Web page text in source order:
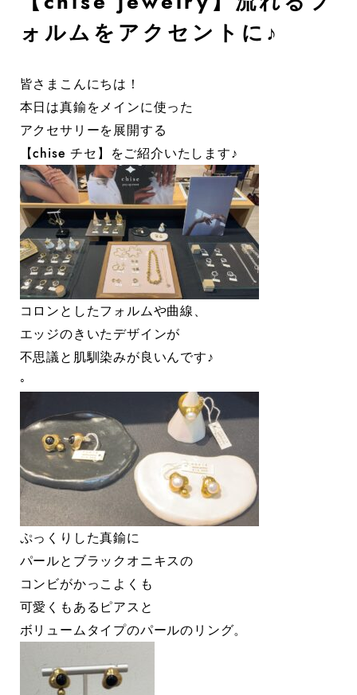
ォルムをアクセントに♪
皆さまこんにちは！
本日は真鍮をメインに使った
アクセサリーを展開する
【chise チセ】をご紹介いたします♪
コロンとしたフォルムや曲線、
エッジのきいたデザインが
不思議と肌馴染みが良いんです♪
◦
ぷっくりした真鍮に
パールとブラックオニキスの
コンビがかっこよくも
可愛くもあるピアスと
ボリュームタイプのパールのリング。